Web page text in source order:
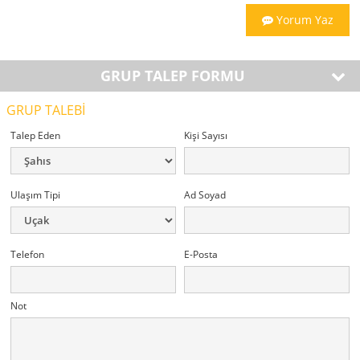
Yorum Yaz
GRUP TALEP FORMU
GRUP TALEBİ
Talep Eden Kişi Sayısı
Ulaşım Tipi Ad Soyad
Telefon E-Posta
Not